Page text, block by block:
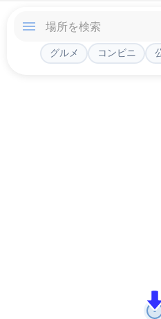
グルメ コンビニ